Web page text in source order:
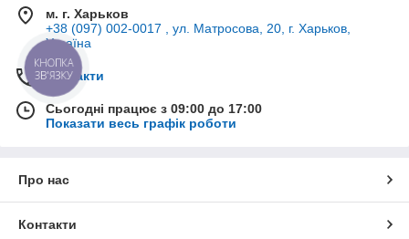
м. г. Харьков
+38 (097) 002-0017 , ул. Матросова, 20, г. Харьков,
Україна
Контакти
Сьогодні працює з 09:00 до 17:00
Показати весь графік роботи
Про нас
Контакти
КНОПКА
ЗВ'ЯЗКУ